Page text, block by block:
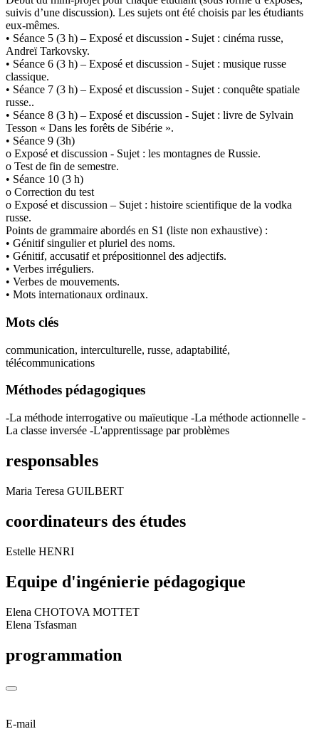
suivis d’une discussion). Les sujets ont été choisis par les étudiants
eux-mêmes.
• Séance 5 (3 h) – Exposé et discussion - Sujet : cinéma russe,
Andreï Tarkovsky.
• Séance 6 (3 h) – Exposé et discussion - Sujet : musique russe
classique.
• Séance 7 (3 h) – Exposé et discussion - Sujet : conquête spatiale
russe..
• Séance 8 (3 h) – Exposé et discussion - Sujet : livre de Sylvain
Tesson « Dans les forêts de Sibérie ».
• Séance 9 (3h)
o Exposé et discussion - Sujet : les montagnes de Russie.
o Test de fin de semestre.
• Séance 10 (3 h)
o Correction du test
o Exposé et discussion – Sujet : histoire scientifique de la vodka
russe.
Points de grammaire abordés en S1 (liste non exhaustive) :
• Génitif singulier et pluriel des noms.
• Génitif, accusatif et prépositionnel des adjectifs.
• Verbes irréguliers.
• Verbes de mouvements.
• Mots internationaux ordinaux.
Mots clés
communication, interculturelle, russe, adaptabilité,
télécommunications
Méthodes pédagogiques
-La méthode interrogative ou maïeutique -La méthode actionnelle -
La classe inversée -L'apprentissage par problèmes
responsables
Maria Teresa GUILBERT
coordinateurs des études
Estelle HENRI
Equipe d'ingénierie pédagogique
Elena CHOTOVA MOTTET
Elena Tsfasman
programmation
E-mail